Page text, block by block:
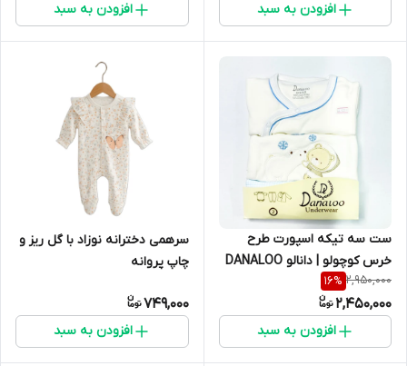
افزودن به سبد افزودن به سبد
ست سه تیکه اسپورت طرح
خرس کوچولو | دانالو DANALOO
2,950,000
16%
2,450,000
افزودن به سبد
سرهمی دخترانه نوزاد با گل ریز و
چاپ پروانه
749,000
افزودن به سبد